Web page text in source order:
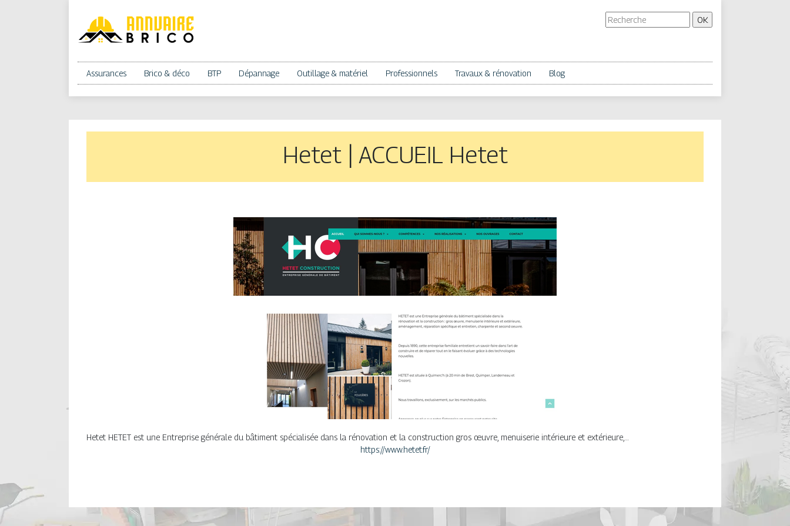
Assurances Brico & déco BTP Dépannage Outillage & matériel Professionnels Travaux & rénovation Blog
Hetet | ACCUEIL Hetet
Hetet HETET est une Entreprise générale du bâtiment spécialisée dans la rénovation et la construction gros œuvre, menuiserie intérieure et extérieure,…
https://www.hetet.fr/